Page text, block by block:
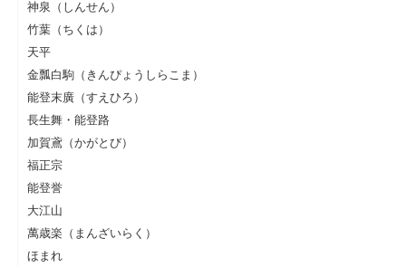
神泉（しんせん）
竹葉（ちくは）
天平
金瓢白駒（きんぴょうしらこま）
能登末廣（すえひろ）
長生舞・能登路
加賀鳶（かがとび）
福正宗
能登誉
大江山
萬歳楽（まんざいらく）
ほまれ